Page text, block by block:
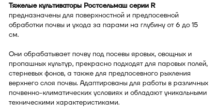
Тяжелые культиваторы Ростсельмаш серии R
предназначены для поверхностной и предпосевной
обработки почвы и ухода за парами на глубину от 6 до 15
см.
Они обрабатывает почву под посевы яровых, овощных и
пропашных культур, прекрасно подходят для паровых полей,
стерневых фонов, а также для предпосевного рыхления
верхнего слоя почвы. Адаптированы для работы в различных
почвенно-климатических условиях и обладают уникальными
техническими характеристиками.